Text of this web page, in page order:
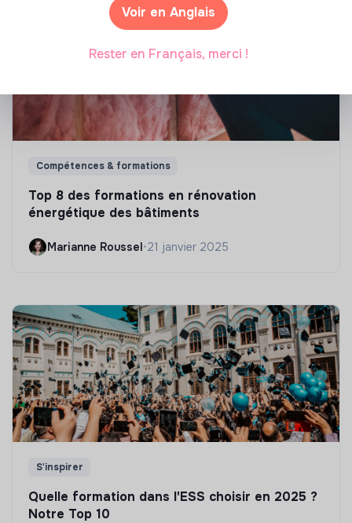
Compétences & formations
Top 8 des formations en rénovation
énergétique des bâtiments
Marianne Roussel•21 janvier 2025
S'inspirer
Quelle formation dans l'ESS choisir en 2025 ?
Notre Top 10
Voir en Anglais
Rester en Français, merci !